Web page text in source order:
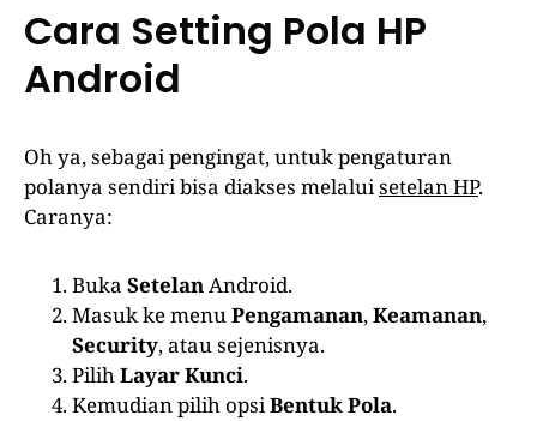
Cara Setting Pola HP
Android
Oh ya, sebagai pengingat, untuk pengaturan
polanya sendiri bisa diakses melaluisetelan HP.
Caranya:
Buka SetelanAndroid.
Masuk ke menuPengamanan,Keamanan,
Security, atau sejenisnya.
PilihLayar Kunci.
Kemudian pilih opsiBentuk Pola.